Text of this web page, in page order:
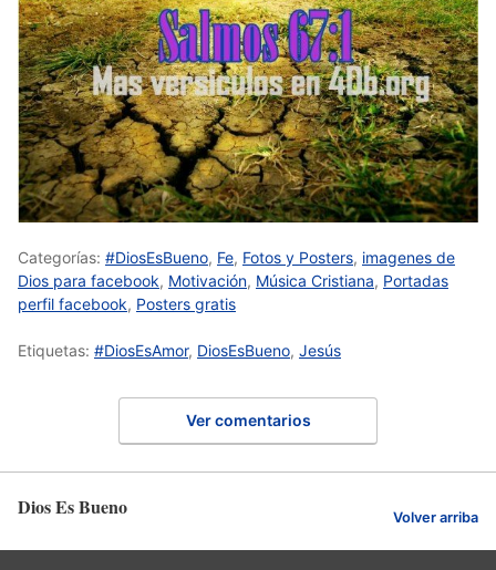
Categorías: #DiosEsBueno, Fe, Fotos y Posters, imagenes de
Dios para facebook, Motivación, Música Cristiana, Portadas
perfil facebook, Posters gratis
Etiquetas: #DiosEsAmor, DiosEsBueno, Jesús
Ver comentarios
Dios Es Bueno Volver arriba